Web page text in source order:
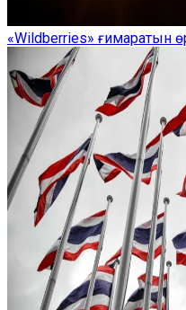
«Wildberries» ғимаратын